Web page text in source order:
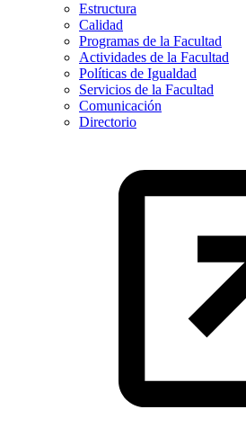
Estructura
Calidad
Programas de la Facultad
Actividades de la Facultad
Políticas de Igualdad
Servicios de la Facultad
Comunicación
Directorio